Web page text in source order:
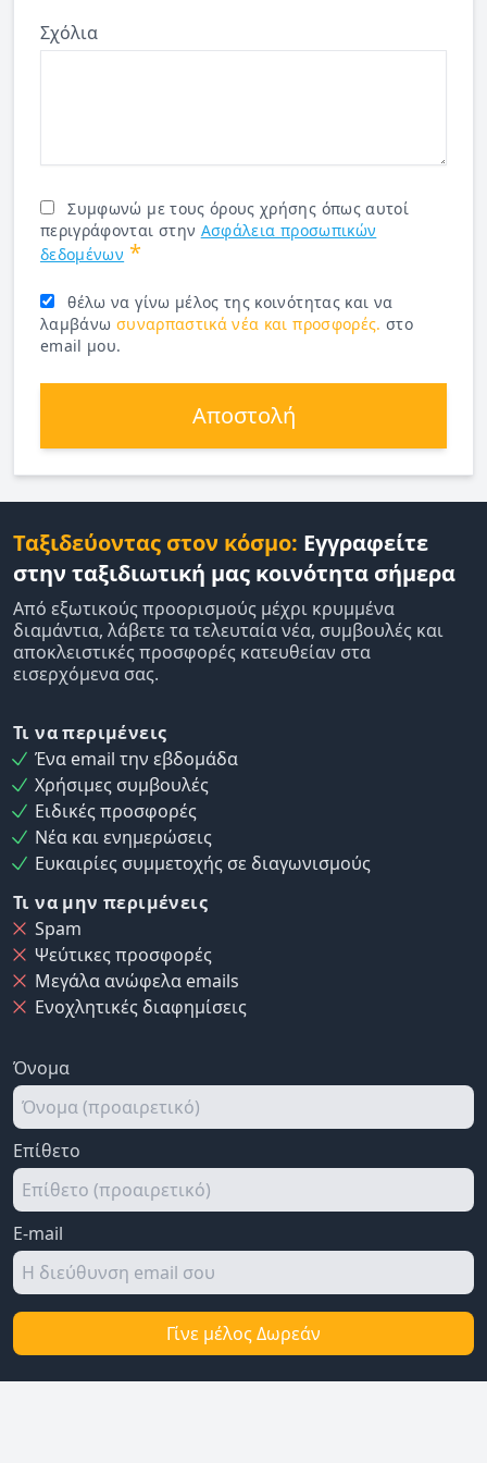
Σχόλια
Συμφωνώ με τους όρους χρήσης όπως αυτοί
περιγράφονται στην Ασφάλεια προσωπικών
δεδομένων *
θέλω να γίνω μέλος της κοινότητας και να
λαμβάνω συναρπαστικά νέα και προσφορές. στο
email μου.
Αποστολή
Ταξιδεύοντας στον κόσμο: Εγγραφείτε
στην ταξιδιωτική μας κοινότητα σήμερα
Από εξωτικούς προορισμούς μέχρι κρυμμένα
διαμάντια, λάβετε τα τελευταία νέα, συμβουλές και
αποκλειστικές προσφορές κατευθείαν στα
εισερχόμενα σας.
Τι να περιμένεις
Ένα email την εβδομάδα
Χρήσιμες συμβουλές
Ειδικές προσφορές
Νέα και ενημερώσεις
Ευκαιρίες συμμετοχής σε διαγωνισμούς
Τι να μην περιμένεις
Spam
Ψεύτικες προσφορές
Μεγάλα ανώφελα emails
Ενοχλητικές διαφημίσεις
Όνομα
Επίθετο
E-mail
Γίνε μέλος Δωρεάν